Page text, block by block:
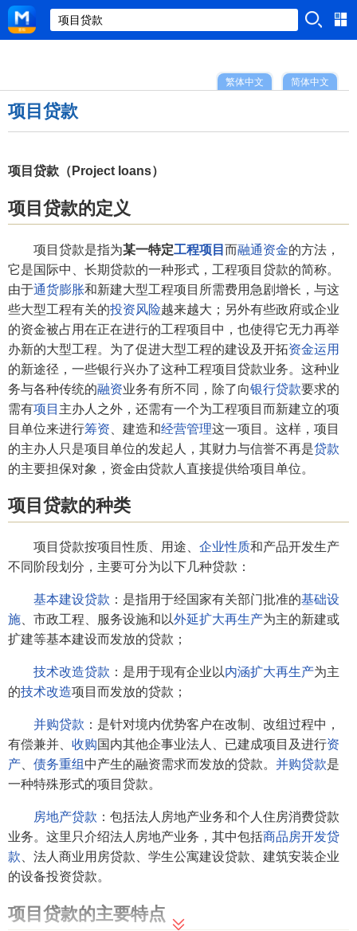
简体中文
繁体中文
项目贷款
项目贷款（Project loans）
项目贷款的定义
项目贷款是指为某一特定工程项目 而融通资金的方法，
它是国际中、长期贷款的一种形式，工程项目贷款的简称。
由于通货膨胀和新建大型工程项目所需费用急剧增长，与这
些大型工程有关的投资风险越来越大；另外有些政府或企业
的资金被占用在正在进行的工程项目中，也使得它无力再举
办新的大型工程。为了促进大型工程的建设及开拓资金运用
的新途径，一些银行兴办了这种工程项目贷款业务。这种业
务与各种传统的融资业务有所不同，除了向银行贷款要求的
需有项目 主办人之外，还需有一个为工程项目而新建立的项
目单位来进行筹资 、建造和经营管理这一项目。这样，项目
的主办人只是项目单位的发起人，其财力与信誉不再是贷款
的主要担保对象，资金由贷款人直接提供给项目单位。
项目贷款的种类
项目贷款按项目性质、用途、 企业性质和产品开发生产
不同阶段划分，主要可分为以下几种贷款：
基本建设贷款 ：是指用于经国家有关部门批准的基础设
施 、市政工程、服务设施和以外延扩大再生产为主的新建或
扩建等基本建设而发放的贷款；
技术改造贷款 ：是用于现有企业以内涵扩大再生产为主
的技术改造项目而发放的贷款；
并购贷款 ：是针对境内优势客户在改制、改组过程中，
有偿兼并、 收购国内其他企事业法人、已建成项目及进行资
产
债务重组 中产生的融资需求而发放的贷款。 并购贷款是
一种特殊形式的项目贷款。
房地产贷款 ：包括法人房地产业务和个人住房消费贷款
业务。这里只介绍法人房地产业务，其中包括商品房开发贷
款 、法人商业用房贷款、学生公寓建设贷款、建筑安装企业
的设备投资贷款。
项目贷款的主要特点